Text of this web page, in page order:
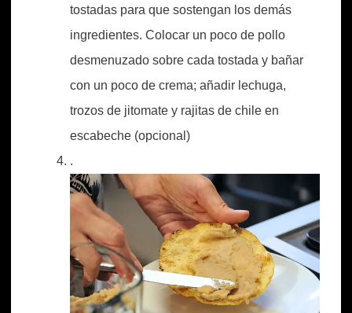
tostadas para que sostengan los demás
ingredientes. Colocar un poco de pollo
desmenuzado sobre cada tostada y bañar
con un poco de crema; añadir lechuga,
trozos de jitomate y rajitas de chile en
escabeche (opcional)
.